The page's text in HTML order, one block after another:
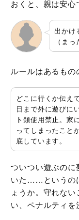
おくと、親は安心
出かけ
（ま
ルールはあるもの
どこに行くか伝え
日まで外に遊びに
ト類使用禁止。家
ってしまったこと
底しています。
ついつい遊ぶのに
いた……というの
ょうか。守れな
い、ペナルティを